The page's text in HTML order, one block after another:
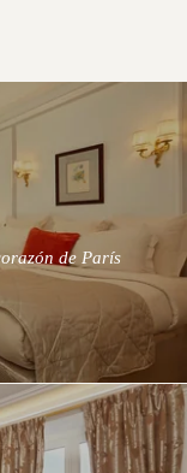
de París